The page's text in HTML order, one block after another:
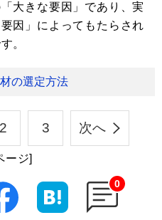
大きな要因」であり、実
因」によってもたらされ
。
の選定方法
2 3 次へ
ージ]
0